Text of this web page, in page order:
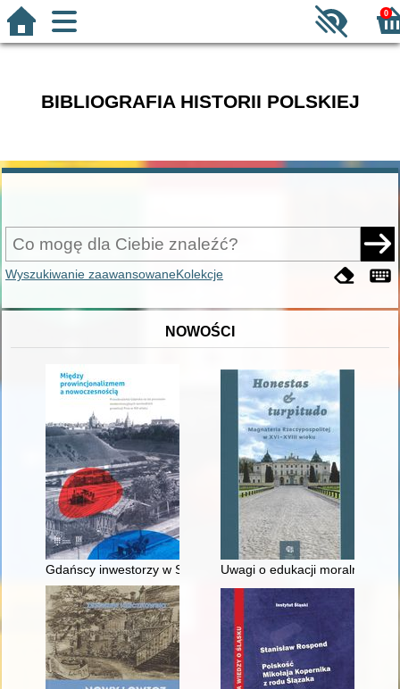
0
BIBLIOGRAFIA HISTORII POLSKIEJ
Wyszukiwanie zaawansowaneKolekcje
NOWOŚCI
Gdańscy inwestorzy w Sopocie : prestiż finansowy i
Uwagi o edukacji moralnej